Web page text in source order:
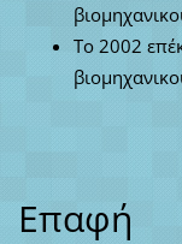
Το 2002
Επαφή